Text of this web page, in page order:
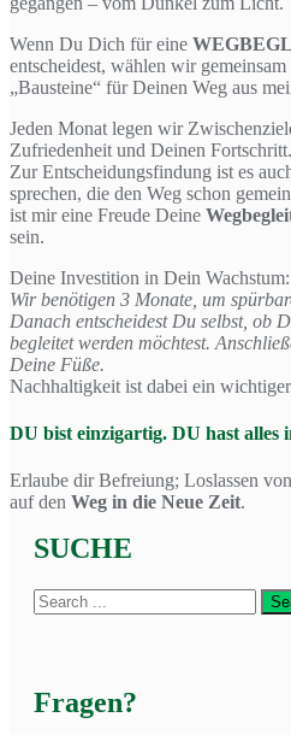
Wenn Du Dich für eine
entscheidest, wählen wir
„Bausteine“ für Deinen Weg aus
Jeden Monat legen wir
Zufriedenheit und Deinen Fortschritt.
Zur Entscheidungsfindung ist es
sprechen, die den Weg schon
ist mir eine Freude Deine
sein.
Deine Investition in Dein Wachstum:
Wir benötigen 3 Monate, um
Danach entscheidest Du selbst, ob
begleitet werden möchtest.
Deine Füße.
Nachhaltigkeit ist dabei ein
DU bist einzigartig. DU hast
Erlaube dir Befreiung; Loslassen
auf den Weg in die Neue Zeit.
SUCHE
Fragen?